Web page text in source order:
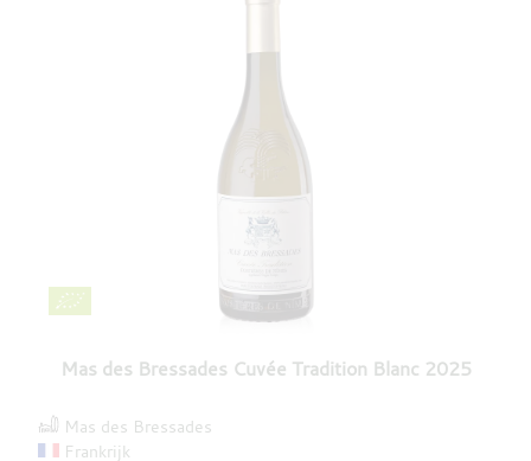
Mas des Bressades Cuvée Tradition Blanc 2025
Mas des Bressades
Frankrijk